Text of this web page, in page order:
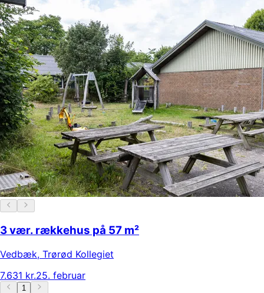
3 vær. rækkehus på 57 m²
Vedbæk, Trørød Kollegiet
7.631 kr.25. februar
1